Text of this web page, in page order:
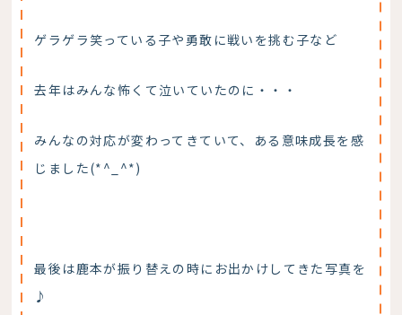
ゲラゲラ笑っている子や勇敢に戦いを挑む子など
去年はみんな怖くて泣いていたのに・・・
みんなの対応が変わってきていて、ある意味成長を感
じました(*^_^*)
最後は鹿本が振り替えの時にお出かけしてきた写真を
♪